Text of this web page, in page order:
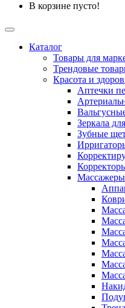
В корзине пусто!
Каталог
Товары для
Трендовые
Красота и
Аптечки
Зеркала
Зубные